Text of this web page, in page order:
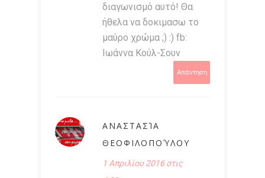
διαγωνισμό αυτό! Θα
ήθελα να δοκιμασω το
μαύρο χρώμα ;) :) fb:
Ιωάννα Κούλ-Σουν
Απάντηση
ΑΝΑΣΤΑΣΊΑ
ΘΕΟΦΙΛΟΠΟΎΛΟΥ
1 Απριλίου 2016 στις